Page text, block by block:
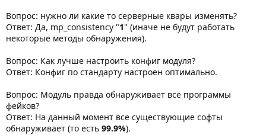
Вопрос: нужно ли какие то серверные квары изменять?
Ответ: Да, mp_consistency "1" (иначе не будут работать
некоторые методы обнаружения).
Вопрос: Как лучше настроить конфиг модуля?
Ответ: Конфиг по стандарту настроен оптимально.
Вопрос: Модуль правда обнаруживает все программы
фейков?
Ответ: На данный момент все существующие софты
обнаруживает (то есть 99.9%).